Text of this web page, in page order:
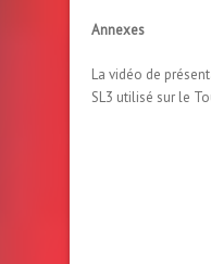
Annexes
La vidéo de
SL3 utilisé sur le